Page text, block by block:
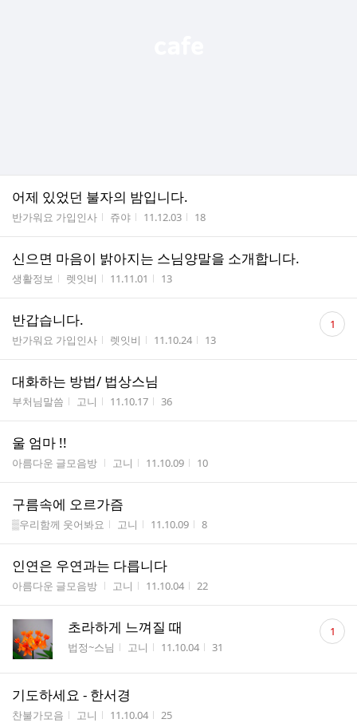
어제 있었던 불자의 밤입니다.
게시판명
반가워요 가입인사 작성자
쥬야 작성시간
11.12.03 조회수
18
신으면 마음이 밝아지는 스님양말을 소개합니다.
게시판명
생활정보 작성자
렛잇비 작성시간
11.11.01 조회수
13
반갑습니다.
게시판명
반가워요 가입인사 작성자
렛잇비 작성시간
11.10.24 조회수
13
댓
글 1
대화하는 방법/ 법상스님
게시판명
부처님말씀 작성자
고니 작성시간
11.10.17 조회수
36
울 엄마 !!
게시판명
아름다운 글모음방 작성자
고니 작성시간
11.10.09 조회수
10
구름속에 오르가즘
게시판명
▒우리함께 웃어봐요 작성자
고니 작성시간
11.10.09 조회수
8
인연은 우연과는 다릅니다
게시판명
아름다운 글모음방 작성자
고니 작성시간
11.10.04 조회수
22
초라하게 느껴질 때
게시판명
법정~스님 작성자
고니 작성시간
11.10.04 조회수
31
댓
글 1
기도하세요 - 한서경
게시판명
찬불가모음 작성자
고니 작성시간
11.10.04 조회수
25